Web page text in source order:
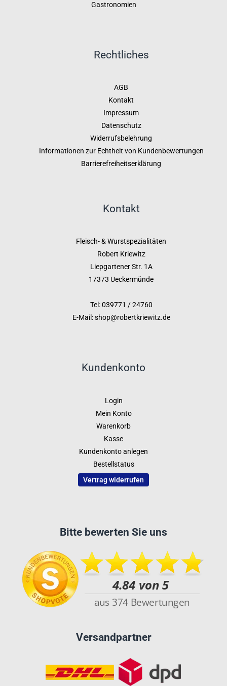
Gastronomien
Rechtliches
AGB
Kontakt
Impressum
Datenschutz
Widerrufsbelehrung
Informationen zur Echtheit von Kundenbewertungen
Barrierefreiheitserklärung
Kontakt
Fleisch- & Wurstspezialitäten
Robert Kriewitz
Liepgartener Str. 1A
17373 Ueckermünde
Tel: 039771 / 24760
E-Mail: shop@robertkriewitz.de
Kundenkonto
Login
Mein Konto
Warenkorb
Kasse
Kundenkonto anlegen
Bestellstatus
Vertrag widerrufen
Bitte bewerten Sie uns
Versandpartner